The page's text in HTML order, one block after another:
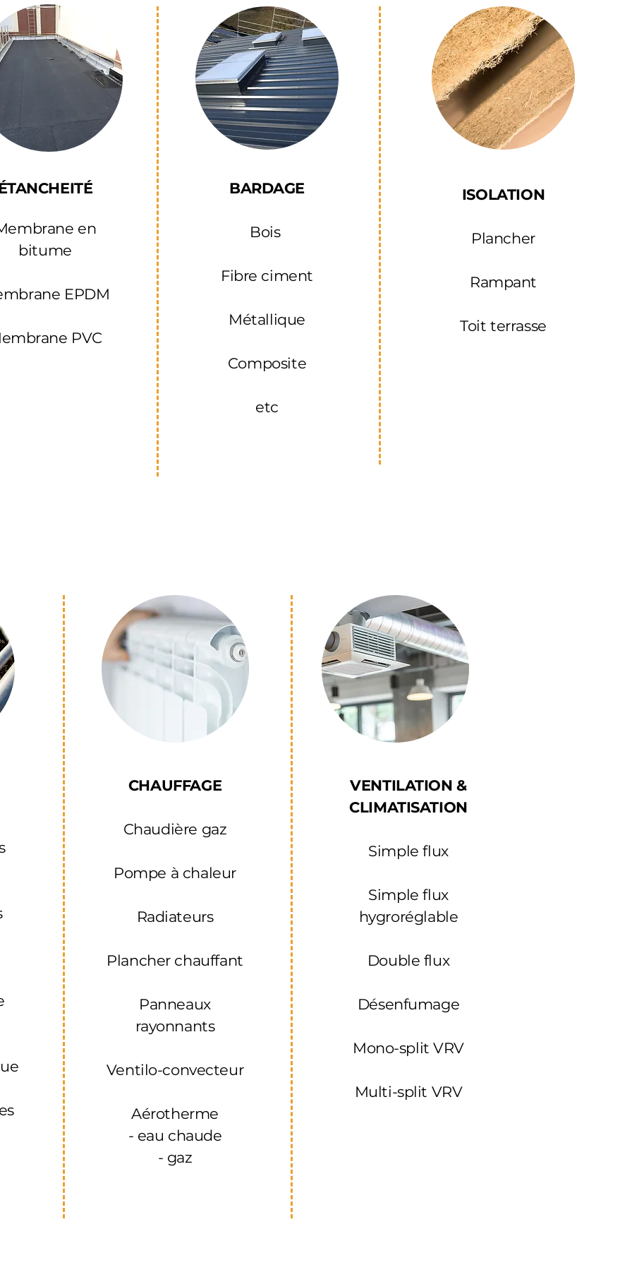
en
bitume
EPDM
PVC
BARDAGE​
Bois ​
Fibre ciment
Métallique
Composite
etc
ISOLATION
Plancher
Rampant
Toit terrasse
CHAUFFAGE
Chaudière gaz
Pompe à chaleur
Radiateurs
Plancher chauffant
Panneaux
rayonnants
Ventilo-convecteur
Aérotherme
- eau chaude
- gaz
VENTILATION &
CLIMATISATION
Simple flux
Simple flux
hygroréglable
Double flux
Désenfumage
Mono-split VRV
Multi-split VRV